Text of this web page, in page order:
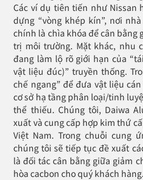
Các ví dụ tiên tiến như Nissan
dựng “vòng khép kín”, nơi
chính là chìa khóa để cân bằng
trị môi trường. Mặt khác, nhu
đang làm lộ rõ giới hạn của
vật liệu đúc)” truyền thống.
chế ngang” để đưa vật liệu
cơ sở hạ tầng phân loại/tinh
thể thiếu. Chúng tôi, Daiwa
xuất và cung cấp hợp kim thứ
Việt Nam. Trong chuỗi cung
chúng tôi sẽ tiếp tục đề xuất
là đối tác cân bằng giữa giảm
hòa cacbon cho quý khách hàng.